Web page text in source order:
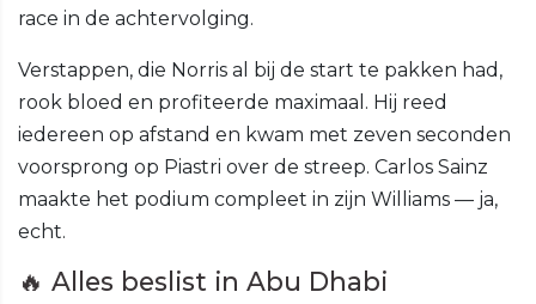
race in de achtervolging.
Verstappen, die Norris al bij de start te pakken had,
rook bloed en profiteerde maximaal. Hij reed
iedereen op afstand en kwam met zeven seconden
voorsprong op Piastri over de streep. Carlos Sainz
maakte het podium compleet in zijn Williams — ja,
echt.
🔥 Alles beslist in Abu Dhabi